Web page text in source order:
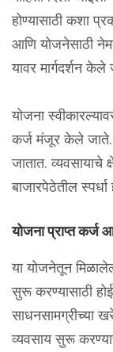
होण्यासाठी कशा
आणि योजनेसाठी
यावर मार्गदर्शन केले
योजना
कर्ज मंजूर केले जाते.
जातात. व्यवसायाचे
बाजारपेठेतील
योजना प्राप्त कर्ज
या योजनेतून
सुरू करण्यासाठी
साधनसामग्रीच्या
व्यवसाय सुरू